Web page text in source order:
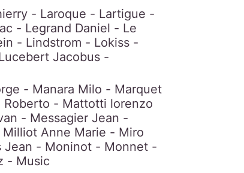
- Laroque - Lartigue -
- Legrand Daniel - Le
- Lindstrom - Lokiss -
Jacobus -
- Manara Milo - Marquet
Roberto - Mattotti lorenzo
- Messagier Jean -
Anne Marie - Miro
- Moninot - Monnet -
- Music